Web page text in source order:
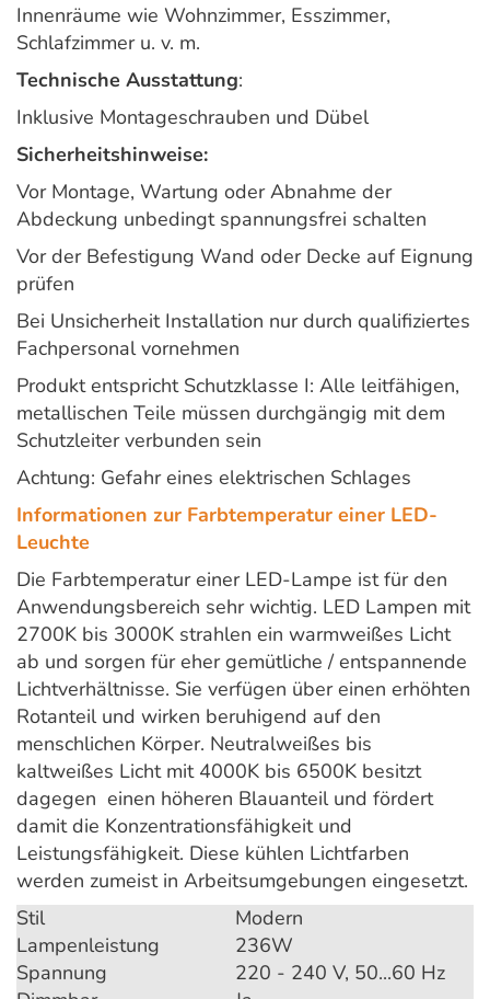
Innenräume wie Wohnzimmer, Esszimmer,
Schlafzimmer u. v. m.
Technische Ausstattung:
Inklusive Montageschrauben und Dübel
Sicherheitshinweise:
Vor Montage, Wartung oder Abnahme der
Abdeckung unbedingt spannungsfrei schalten
Vor der Befestigung Wand oder Decke auf Eignung
prüfen
Bei Unsicherheit Installation nur durch qualifiziertes
Fachpersonal vornehmen
Produkt entspricht Schutzklasse I: Alle leitfähigen,
metallischen Teile müssen durchgängig mit dem
Schutzleiter verbunden sein
Achtung: Gefahr eines elektrischen Schlages
Informationen zur Farbtemperatur einer LED-
Leuchte
Die Farbtemperatur einer LED-Lampe ist für den
Anwendungsbereich sehr wichtig. LED Lampen mit
2700K bis 3000K strahlen ein warmweißes Licht
ab und sorgen für eher gemütliche / entspannende
Lichtverhältnisse. Sie verfügen über einen erhöhten
Rotanteil und wirken beruhigend auf den
menschlichen Körper. Neutralweißes bis
kaltweißes Licht mit 4000K bis 6500K besitzt
dagegen einen höheren Blauanteil und fördert
damit die Konzentrationsfähigkeit und
Leistungsfähigkeit. Diese kühlen Lichtfarben
werden zumeist in Arbeitsumgebungen eingesetzt.
Stil
Modern
Lampenleistung
236W
Spannung
220 - 240 V, 50...60 Hz